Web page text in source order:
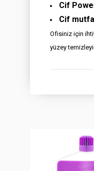
Cif
Cif
Ofisiniz için
yüzey